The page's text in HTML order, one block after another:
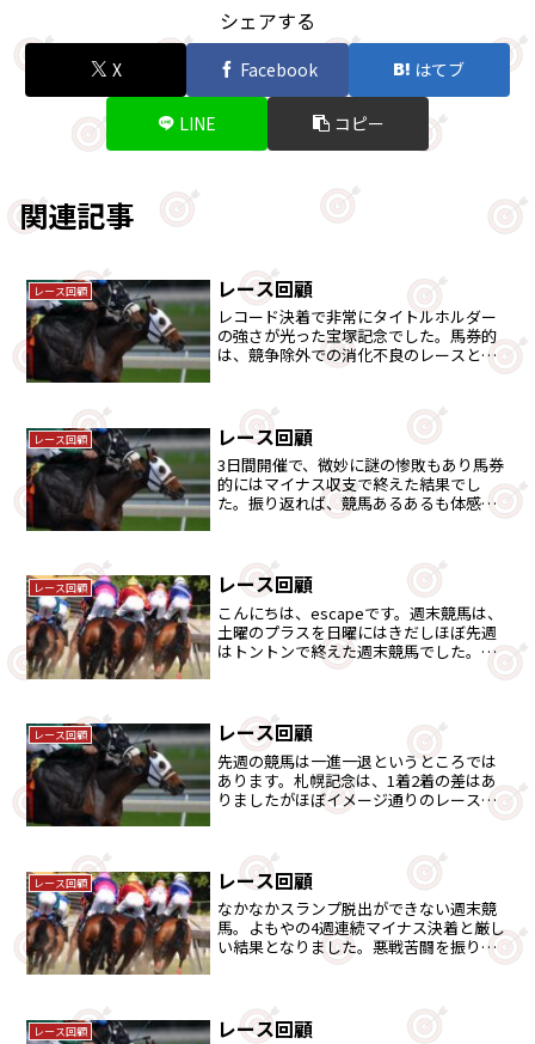
シェアする
X Facebook はてブ
LINE コピー
関連記事
レース回顧 レース回顧
レコード決着で非常にタイトルホルダー
の強さが光った宝塚記念でした。馬券的
は、競争除外での消化不良のレースとな
レース回顧 レース回顧
3日間開催で、微妙に謎の惨敗もあり馬券
的にはマイナス収支で終えた結果でし
た。振り返れば、競馬あるあるも体感し
たりとつかみどころのない3日間でした
レース回顧 レース回顧
こんにちは、escapeです。週末競馬は、
土曜のプラスを日曜にはきだしほぼ先週
はトントンで終えた週末競馬でした。で
も力が違うとい...
レース回顧 レース回顧
先週の競馬は一進一退というところでは
あります。札幌記念は、1着2着の差はあ
りましたがほぼイメージ通りのレースと
レース回顧 レース回顧
なかなかスランプ脱出ができない週末競
馬。よもやの4週連続マイナス決着と厳し
い結果となりました。悪戦苦闘を振り返
レース回顧 レース回顧